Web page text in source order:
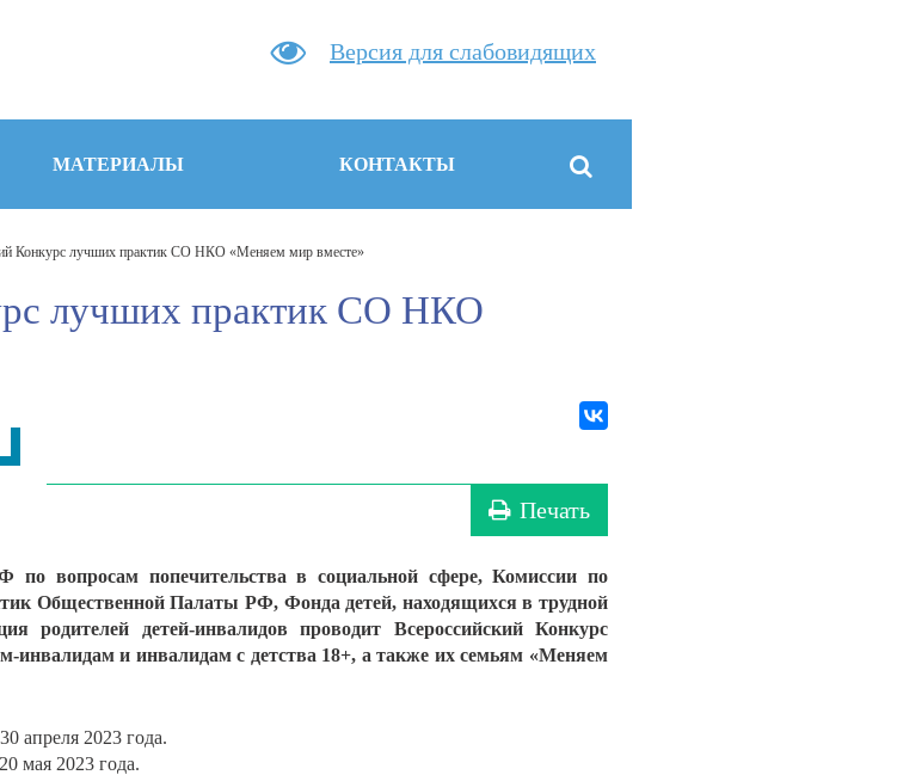
Версия для слабовидящих
МАТЕРИАЛЫ КОНТАКТЫ
Конкурс лучших практик СО НКО «Меняем мир вместе»
лучших практик СО НКО
Печать
вопросам попечительства в социальной сфере, Комиссии по
Общественной Палаты РФ, Фонда детей, находящихся в трудной
родителей детей-инвалидов проводит Всероссийский Конкурс
и инвалидам с детства 18+, а также их семьям «Меняем
апреля 2023 года.
мая 2023 года.